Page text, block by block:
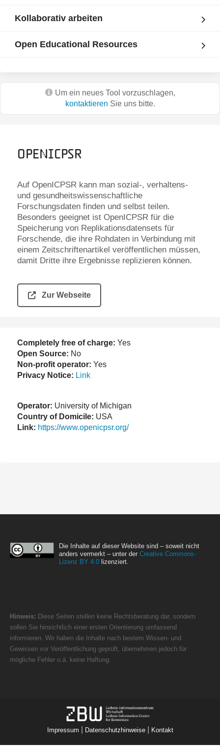
Kollaborativ arbeiten
Open Educational Resources
Um ein neues Tool vorzuschlagen,
kontaktieren Sie uns bitte.
OpenICPSR
Auf OpenICPSR kann man sozial-, verhaltens-
und gesundheitswissenschaftliche
Forschungsdaten finden und selbst teilen.
Besonders geeignet ist OpenICPSR für die
Speicherung von Replikationsdatensets für
Forschende, die ihre Rohdaten in Verbindung mit
einem Zeitschriftenartikel veröffentlichen müssen,
damit Dritte ihre Ergebnisse replizieren können.
Zur Webseite
Completely free of charge: Yes
Open Source: No
Non-profit operator: Yes
Privacy Notice: Link
Operator: University of Michigan
Country of Domicile: USA
Link: https://www.openicpsr.org/
Die Inhalte auf dieser Website sind – soweit nicht
anders vermerkt – unter der Creative Commons-
Lizenz BY 4.0 lizenziert.
Hinweis: Diese Seiten stellen keine Rechtsberatung dar, sondern
sollen Sie hinsichtlich einer ersten Orientierung umfassend
informieren. Wir haben die Inhalte nach bestem Wissen- und
Gewissen vor Veröffentlichung geprüft, übernehmen jedoch für
mögliche Fehler o.ä. keine Haftung.
Impressum Datenschutzhinweise| Kontakt